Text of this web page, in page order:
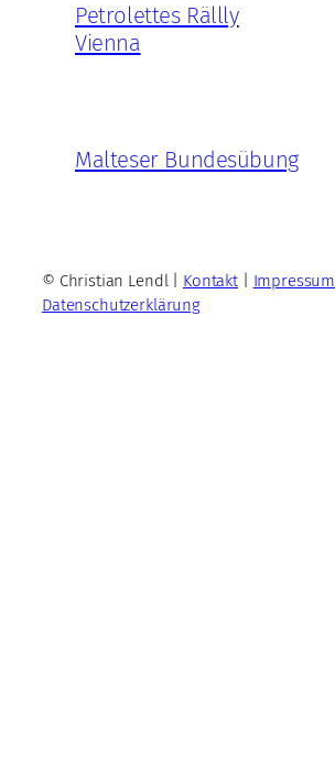
Petrolettes Rällly
Vienna
Malteser Bundesübung
© Christian Lendl | Kontakt| Impressum
Datenschutzerklärung